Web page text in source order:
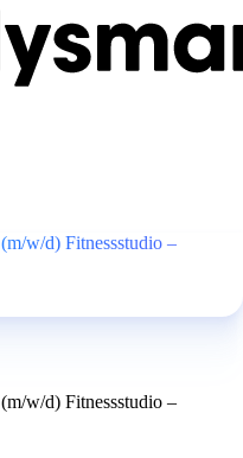
w/d) Fitnessstudio –
w/d) Fitnessstudio –